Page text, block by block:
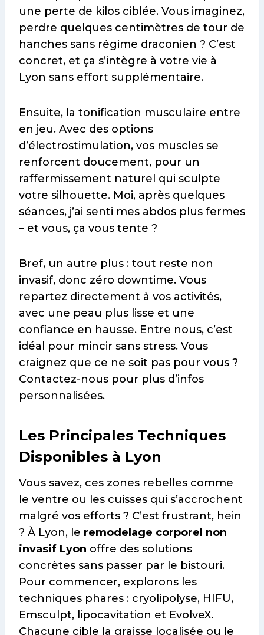
une perte de kilos ciblée. Vous imaginez,
perdre quelques centimètres de tour de
hanches sans régime draconien ? C’est
concret, et ça s’intègre à votre vie à
Lyon sans effort supplémentaire.
Ensuite, la tonification musculaire entre
en jeu. Avec des options
d’électrostimulation, vos muscles se
renforcent doucement, pour un
raffermissement naturel qui sculpte
votre silhouette. Moi, après quelques
séances, j’ai senti mes abdos plus fermes
– et vous, ça vous tente ?
Bref, un autre plus : tout reste non
invasif, donc zéro downtime. Vous
repartez directement à vos activités,
avec une peau plus lisse et une
confiance en hausse. Entre nous, c’est
idéal pour mincir sans stress. Vous
craignez que ce ne soit pas pour vous ?
Contactez-nous pour plus d’infos
personnalisées.
Les Principales Techniques
Disponibles à Lyon
Vous savez, ces zones rebelles comme
le ventre ou les cuisses qui s’accrochent
malgré vos efforts ? C’est frustrant, hein
? À Lyon, le remodelage corporel non
invasif Lyon offre des solutions
concrètes sans passer par le bistouri.
Pour commencer, explorons les
techniques phares : cryolipolyse, HIFU,
Emsculpt, lipocavitation et EvolveX.
Chacune cible la graisse localisée ou le